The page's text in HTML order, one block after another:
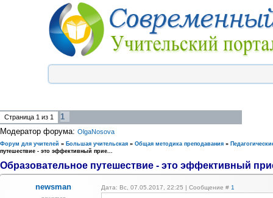
Страница 1 из 1
1
Модератор форума: OlgaNosova
Форум для учителей » Большая учительская » Общая методика преподавания »
путешествие - это эффективный прие...
Образовательное путешествие - это эффективный
newsman Дата: Вс, 07.05.2017, 22:25 | Сообщение # 1